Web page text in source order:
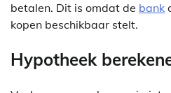
betalen. Dit is omdat de bank
kopen beschikbaar stelt.
Hypotheek